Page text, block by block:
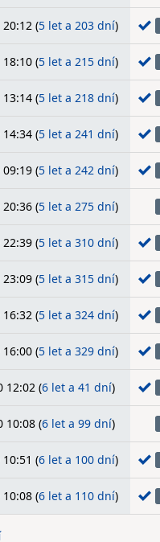
(5 let a 203 dní)
(5 let a 215 dní)
(5 let a 218 dní)
(5 let a 241 dní)
(5 let a 242 dní)
(5 let a 275 dní)
(5 let a 310 dní)
(5 let a 315 dní)
(5 let a 324 dní)
(5 let a 329 dní)
12:02 (6 let a 41 dní)
10:08 (6 let a 99 dní)
(6 let a 100 dní)
(6 let a 110 dní)